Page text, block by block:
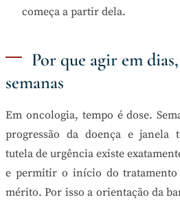
começa a partir dela.
Por que agir em
semanas
Em oncologia, tempo é dose.
progressão da doença e janela
tutela de urgência existe
e permitir o início do tratamento
mérito. Por isso a orientação da